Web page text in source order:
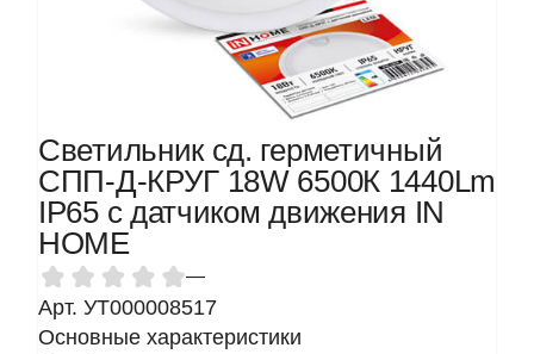
Светильник сд. герметичный
СПП-Д-КРУГ 18W 6500К 1440Lm
IP65 с датчиком движения IN
HOME
—
Арт. УТ000008517
Основные характеристики